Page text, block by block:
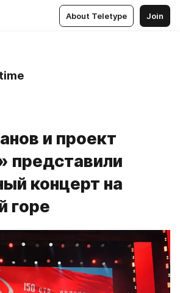
About Teletype Join
и проект
представили
концерт на
горе